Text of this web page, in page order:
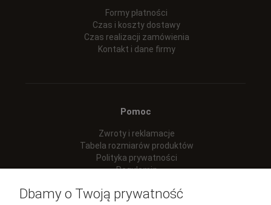
Formy płatności
Czas i koszty dostawy
Czas realizacji zamówienia
Kontakt i dane firmy
Pomoc
Zwroty i reklamacje
Tabela rozmiarów produktów
Polityka prywatności
Regulamin
Dbamy o Twoją prywatność